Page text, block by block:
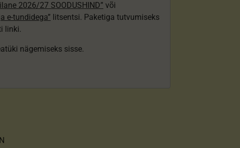
2026/27 SOODUSHIND” või
e-tundidega” litsentsi. Paketiga tutvumiseks
linki.
nägemiseks sisse.